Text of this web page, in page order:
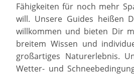
Fähigkeiten für noch mehr
will. Unsere Guides heißen
willkommen und bieten Dir
breitem Wissen und
großartiges Naturerlebnis.
Wetter- und